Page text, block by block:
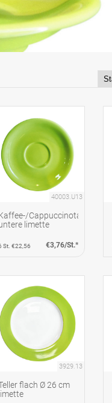
40003.U13
Cappuccinotasse
limette
St. €22,56 €3,76/St.*
3929.13
flach Ø 26 cm
limette